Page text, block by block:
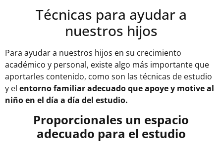
Técnicas para ayudar a
nuestros hijos
Para ayudar a nuestros hijos en su crecimiento
académico y personal, existe algo más importante que
aportarles contenido, como son las técnicas de estudio
y el entorno familiar adecuado que apoye y motive al
niño en el día a día del estudio.
Proporcionales un espacio
adecuado para el estudio